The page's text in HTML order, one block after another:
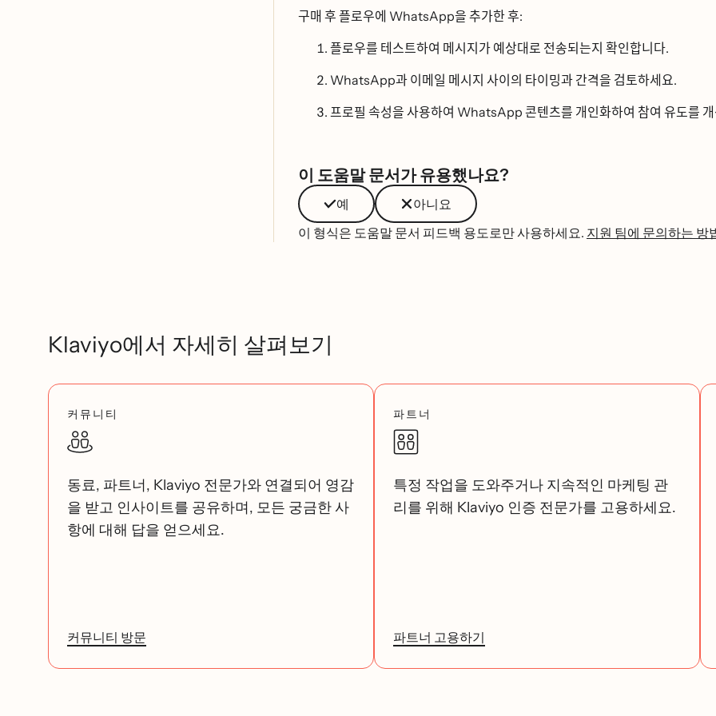
구매 후 플로우에 WhatsApp을 추가한 후:
플로우를 테스트하여 메시지가 예상대로 전송되는지 확인합니다.
WhatsApp과 이메일 메시지 사이의 타이밍과 간격을 검토하세요.
프로필 속성을 사용하여 WhatsApp 콘텐츠를 개인화하여 참여 유도를
이 도움말 문서가 유용했나요?
예
아니요
이 형식은 도움말 문서 피드백 용도로만 사용하세요. 지원 팀에 문의하는 방
Klaviyo에서 자세히 살펴보기
커뮤니티
동료, 파트너, Klaviyo 전문가와 연결되어 영감
을 받고 인사이트를 공유하며, 모든 궁금한 사
항에 대해 답을 얻으세요.
커뮤니티 방문
파트너
특정 작업을 도와주거나 지속적인 마케팅 관
리를 위해 Klaviyo 인증 전문가를 고용하세요.
파트너 고용하기